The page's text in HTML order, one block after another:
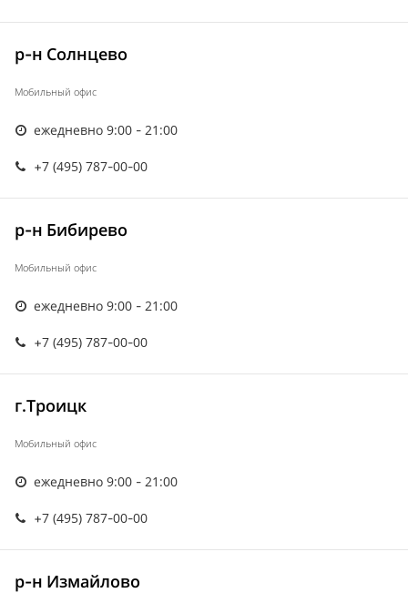
р-н Солнцево
Мобильный офис
ежедневно 9:00 - 21:00
+7 (495) 787-00-00
р-н Бибирево
Мобильный офис
ежедневно 9:00 - 21:00
+7 (495) 787-00-00
г.Троицк
Мобильный офис
ежедневно 9:00 - 21:00
+7 (495) 787-00-00
р-н Измайлово